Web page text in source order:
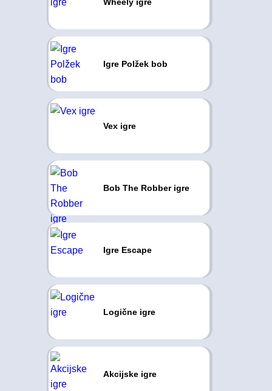
Igre Polžek bob
Vex igre
Bob The Robber igre
Igre Escape
Logične igre
Akcijske igre